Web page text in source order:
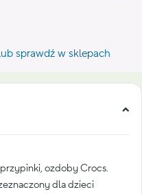
sprawdź w sklepach
ozdoby Crocs.
dla dzieci